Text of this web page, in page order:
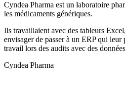
Cyndea Pharma est un laboratoire
les médicaments génériques.
Ils travaillaient avec des tableurs
envisager de passer à un ERP qui
travail lors des audits avec des
Cyndea Pharma